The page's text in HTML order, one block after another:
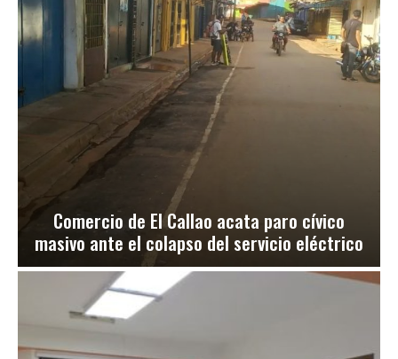
Comercio de El Callao acata paro cívico
masivo ante el colapso del servicio eléctrico